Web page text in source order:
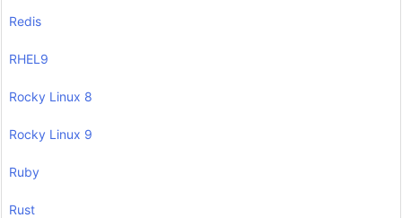
Redis
RHEL9
Rocky Linux 8
Rocky Linux 9
Ruby
Rust